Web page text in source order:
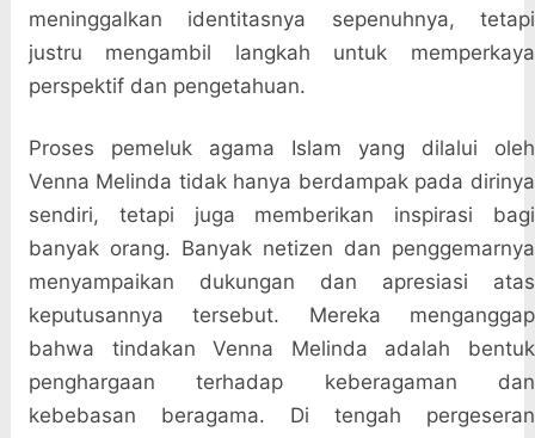
meninggalkan identitasnya sepenuhnya, tetapi
justru mengambil langkah untuk memperkaya
perspektif dan pengetahuan.
Proses pemeluk agama Islam yang dilalui oleh
Venna Melinda tidak hanya berdampak pada dirinya
sendiri, tetapi juga memberikan inspirasi bagi
banyak orang. Banyak netizen dan penggemarnya
menyampaikan dukungan dan apresiasi atas
keputusannya tersebut. Mereka menganggap
bahwa tindakan Venna Melinda adalah bentuk
penghargaan terhadap keberagaman dan
kebebasan beragama. Di tengah pergeseran